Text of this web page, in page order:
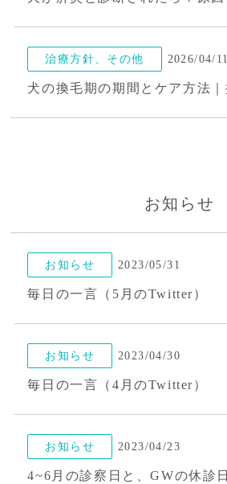
治療方針、その他 2026/04/11
お知らせ
お知らせ 2023/05/31
毎日の一言（5月のTwitter）
お知らせ 2023/04/30
毎日の一言（4月のTwitter）
お知らせ 2023/04/23
4~6月の診察日と、GWの休診日